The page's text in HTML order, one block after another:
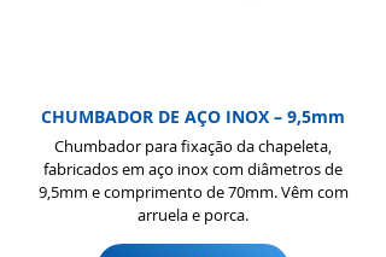
CHUMBADOR DE AÇO INOX – 9,5mm
Chumbador para fixação da chapeleta,
fabricados em aço inox com diâmetros de
9,5mm e comprimento de 70mm. Vêm com
arruela e porca.